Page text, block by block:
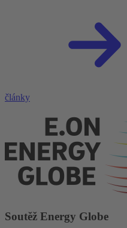
články
Soutěž Energy Globe